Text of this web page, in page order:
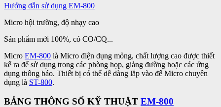
Hướng dẫn sử dụng EM-800
Micro hội trường, độ nhạy cao
Sản phẩm mới 100%, có CO/CQ...
Micro EM-800 là Micro điện dụng mỏng, chất lượng cao được thiết
kế ra để sử dụng trong các phòng họp, giảng đường hoặc các ứng
dụng thông báo. Thiết bị có thể dễ dàng lắp vào đế Micro chuyên
dụng là ST-800.
BẢNG THÔNG SỐ KỸ THUẬT EM-800